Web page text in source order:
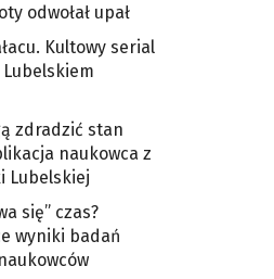
odwołał upał
Kultowy serial
zdradzić stan
naukowca z
Lubelskiej
się” czas?
wyniki badań